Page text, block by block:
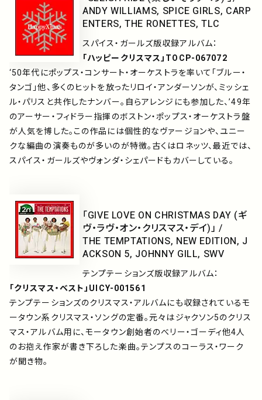
ANDY WILLIAMS, SPICE GIRLS, CARP
ENTERS, THE RONETTES, TLC
スパイス・ガールズ版収録アルバム：
「ハッピークリスマス」TOCP-067072
‘50年代にポップス・コンサート・オーケストラを率いて「ブルー・
タンゴ」他、多くのヒットを放ったリロイ・アンダーソンが、ミッシェ
ル・パリスと共作したナンバー。自らアレンジにも参加した、’49年
のアーサー・フィドラー指揮のボストン・ポップス・オーケストラ盤
が人気を博した。この作品には個性的なヴァージョンや、ユニー
クな編曲の演奏ものが多いのが特徴。古くはロネッツ、最近では、
スパイス・ガールズやヴォンダ・シェパードもカバーしている。
「GIVE LOVE ON CHRISTMAS DAY (ギ
ヴ・ラヴ・オン・クリスマス・デイ)」 /
THE TEMPTATIONS, NEW EDITION, J
ACKSON 5, JOHNNY GILL, SWV
テンプテーションズ版収録アルバム：
「クリスマス・ベスト」UICY-001561
テンプテーションズのクリスマス・アルバムにも収録されているモ
ータウン系クリスマス・ソングの定番。元々はジャクソン5のクリス
マス・アルバム用に、モータウン創始者のべリー・ゴーディ他4人
のお抱え作家が書き下ろした楽曲。テンプスのコーラス・ワーク
が聞き物。